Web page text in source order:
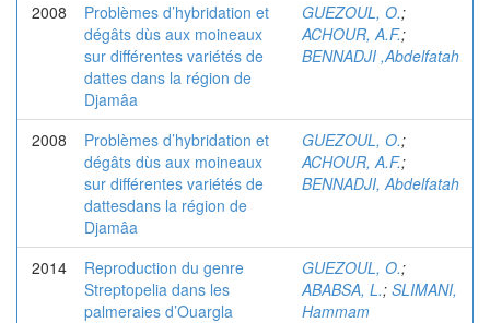
2008
Problèmes d’hybridation et
dégâts dùs aux moineaux
sur différentes variétés de
dattes dans la région de
Djamâa
GUEZOUL, O.;
ACHOUR, A.F.;
BENNADJI ,Abdelfatah
2008
Problèmes d’hybridation et
dégâts dùs aux moineaux
sur différentes variétés de
dattesdans la région de
Djamâa
GUEZOUL, O.;
ACHOUR, A.F.;
BENNADJI, Abdelfatah
2014
Reproduction du genre
Streptopelia dans les
palmeraies d’Ouargla
GUEZOUL, O.;
ABABSA, L.; SLIMANI,
Hammam